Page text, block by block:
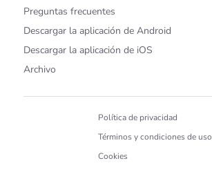
Preguntas frecuentes
Descargar la aplicación de Android
Descargar la aplicación de iOS
Archivo
Política de privacidad
Términos y condiciones de uso
Cookies